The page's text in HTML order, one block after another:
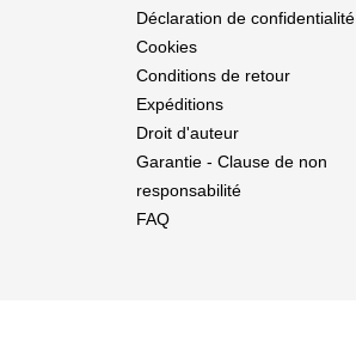
Déclaration de confidentialité
Cookies
Conditions de retour
Expéditions
Droit d'auteur
Garantie - Clause de non
responsabilité
FAQ